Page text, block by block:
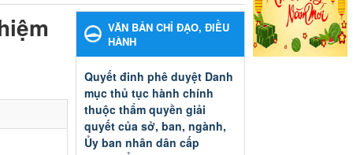
VĂN BẢN CHỈ ĐẠO, ĐIỀU
HÀNH
Quyết đinh phê duyệt Danh
mục thủ tục hành chính
thuộc thẩm quyền giải
quyết của sở, ban, ngành,
Ủy ban nhân dân cấp